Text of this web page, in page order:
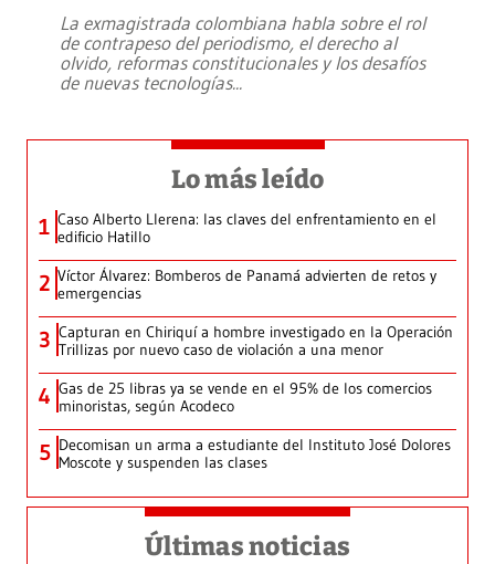
La exmagistrada colombiana habla sobre el rol
de contrapeso del periodismo, el derecho al
olvido, reformas constitucionales y los desafíos
de nuevas tecnologías...
Lo más leído
1 Caso Alberto Llerena: las claves del enfrentamiento en el
edificio Hatillo
2 Víctor Álvarez: Bomberos de Panamá advierten de retos y
emergencias
3 Capturan en Chiriquí a hombre investigado en la Operación
Trillizas por nuevo caso de violación a una menor
4 Gas de 25 libras ya se vende en el 95% de los comercios
minoristas, según Acodeco
5 Decomisan un arma a estudiante del Instituto José Dolores
Moscote y suspenden las clases
Últimas noticias